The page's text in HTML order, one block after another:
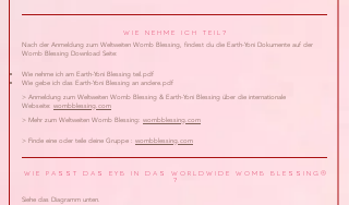
W i e n e h m e i c h T e i l ?
Nach der Anmeldung zum Weltweiten Womb Blessing, findest du die Earth-Yoni Dokumente auf der
Womb Blessing Download Seite:
Wie nehme ich am Earth-Yoni Blessing teil.pdf
Wie gebe ich das Earth-Yoni Blessing an andere.pdf
> Anmeldung zum Weltweiten Womb Blessing & Earth-Yoni Blessing über die internationale
Webseite: wombblessing.com
> Mehr zum Weltweiten Womb Blessing: wombblessing.com
> Finde eine oder teile deine Gruppe : wombblessing.com
W i e p a s s t d a s E Y B i n d a s W o r l d w i d e W o m b B l e s s i n g ®
?
Siehe das Diagramm unten.